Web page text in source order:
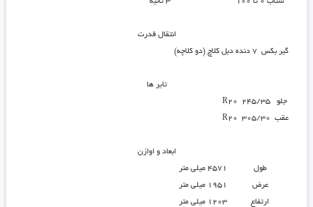
انتقال قدرت
گیر بکس7 دنده دبل کلاچ (دو کلاچه)
تایر ها
جلو
عقب305/30 R20
ابعاد و اوازن
طول
عرض
ارتفاع